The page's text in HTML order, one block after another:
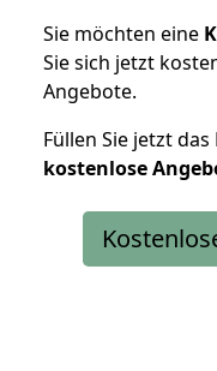
Sie möchten eine
Sie sich jetzt
Angebote.
Füllen Sie jetzt
kostenlose